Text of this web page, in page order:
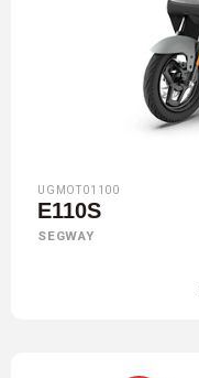
UGMOT01100
E110S
SEGWAY